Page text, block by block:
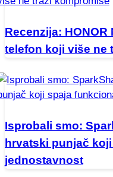
Recenzija:
telefon koji više ne
Isprobali smo:
hrvatski punjač
jednostavnost